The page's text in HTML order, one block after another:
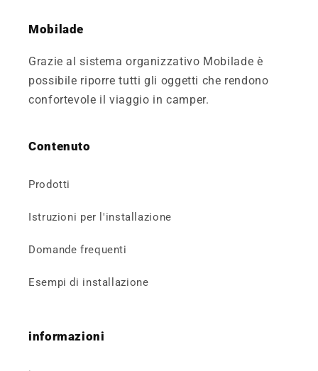
Mobilade
Grazie al sistema organizzativo Mobilade è
possibile riporre tutti gli oggetti che rendono
confortevole il viaggio in camper.
Contenuto
Prodotti
Istruzioni per l'installazione
Domande frequenti
Esempi di installazione
informazioni